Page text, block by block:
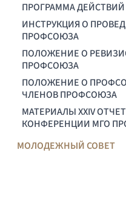
ПРОГРАММА ДЕЙСТВИЙ
ИНСТРУКЦИЯ О
ПРОФСОЮЗА
ПОЛОЖЕНИЕ О
ПРОФСОЮЗА
ПОЛОЖЕНИЕ О
ЧЛЕНОВ ПРОФСОЮЗА
МАТЕРИАЛЫ XXIV
КОНФЕРЕНЦИИ МГО
МОЛОДЕЖНЫЙ СОВЕТ